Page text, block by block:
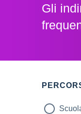
Gli
Filtri